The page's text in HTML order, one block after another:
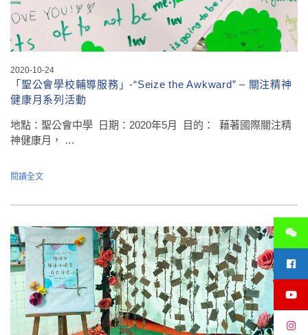
2020-10-24
「聖公會學校輔導服務」-“Seize the Awkward” – 關注精神
健康月系列活動
地點：聖公會中學 日期：2020年5月 目的： 藉著國際關注精
神健康月， …
閱讀全文